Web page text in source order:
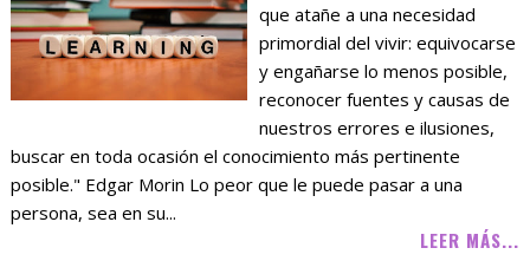
que atañe a una necesidad
primordial del vivir: equivocarse
y engañarse lo menos posible,
reconocer fuentes y causas de
nuestros errores e ilusiones,
buscar en toda ocasión el conocimiento más pertinente
posible." Edgar Morin Lo peor que le puede pasar a una
persona, sea en su...
LEER MÁS...